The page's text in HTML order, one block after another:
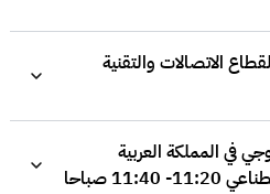
الاتصالات والتقنية
في المملكة العربية
صباحا